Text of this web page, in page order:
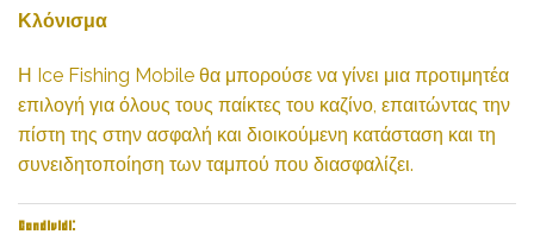
Κλόνισμα
Η Ice Fishing Mobile θα μπορούσε να γίνει μια προτιμητέα
επιλογή για όλους τους παίκτες του καζίνο, επαιτώντας την
πίστη της στην ασφαλή και διοικούμενη κατάσταση και τη
συνειδητοποίηση των ταμπού που διασφαλίζει.
Condividi: